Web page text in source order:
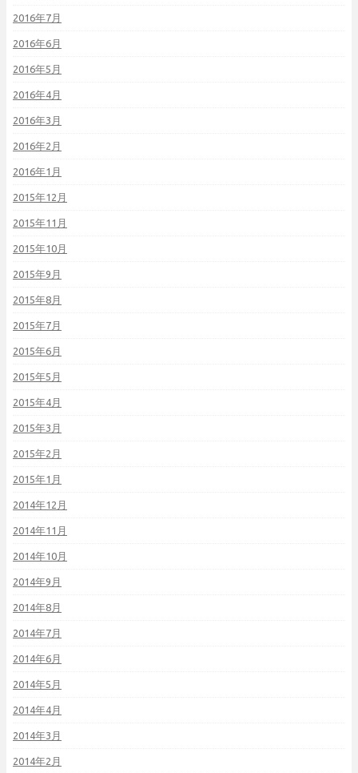
2016年7月
2016年6月
2016年5月
2016年4月
2016年3月
2016年2月
2016年1月
2015年12月
2015年11月
2015年10月
2015年9月
2015年8月
2015年7月
2015年6月
2015年5月
2015年4月
2015年3月
2015年2月
2015年1月
2014年12月
2014年11月
2014年10月
2014年9月
2014年8月
2014年7月
2014年6月
2014年5月
2014年4月
2014年3月
2014年2月